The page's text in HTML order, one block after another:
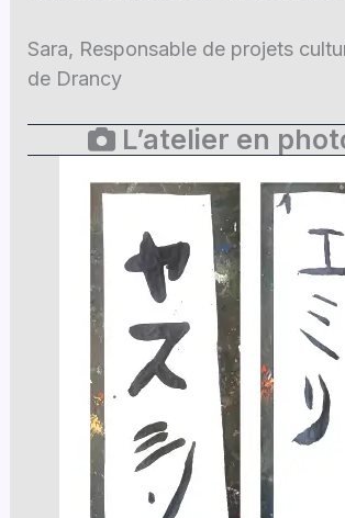
Sara, Responsable de projets
de Drancy
L’atelier en